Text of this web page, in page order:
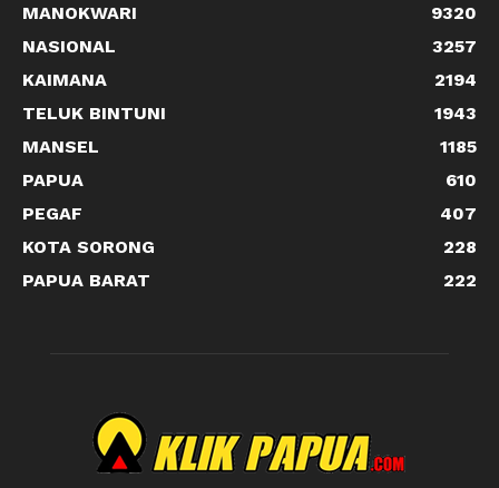
MANOKWARI
9320
NASIONAL
3257
KAIMANA
2194
TELUK BINTUNI
1943
MANSEL
1185
PAPUA
610
PEGAF
407
KOTA SORONG
228
PAPUA BARAT
222